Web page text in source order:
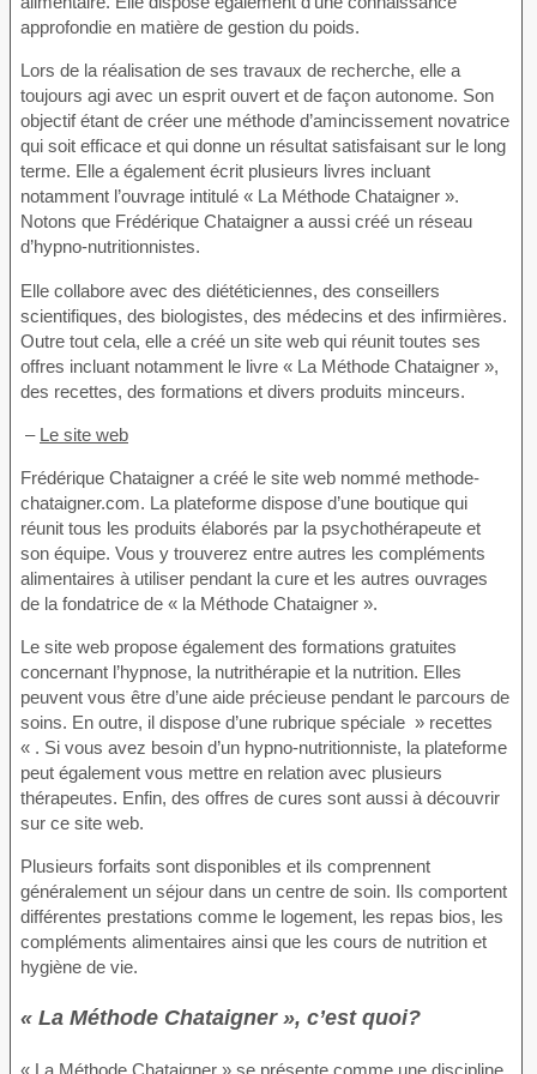
approfondie en matière de gestion du poids.
Lors de la réalisation de ses travaux de recherche, elle a
toujours agi avec un esprit ouvert et de façon autonome. Son
objectif étant de créer une méthode d’amincissement novatrice
qui soit efficace et qui donne un résultat satisfaisant sur le long
terme. Elle a également écrit plusieurs livres incluant
notamment l’ouvrage intitulé « La Méthode Chataigner ».
Notons que Frédérique Chataigner a aussi créé un réseau
d’hypno-nutritionnistes.
Elle collabore avec des diététiciennes, des conseillers
scientifiques, des biologistes, des médecins et des infirmières.
Outre tout cela, elle a créé un site web qui réunit toutes ses
offres incluant notamment le livre « La Méthode Chataigner »,
des recettes, des formations et divers produits minceurs.
– Le site web
Frédérique Chataigner a créé le site web nommé methode-
chataigner.com. La plateforme dispose d’une boutique qui
réunit tous les produits élaborés par la psychothérapeute et
son équipe. Vous y trouverez entre autres les compléments
alimentaires à utiliser pendant la cure et les autres ouvrages
de la fondatrice de « la Méthode Chataigner ».
Le site web propose également des formations gratuites
concernant l’hypnose, la nutrithérapie et la nutrition. Elles
peuvent vous être d’une aide précieuse pendant le parcours de
soins. En outre, il dispose d’une rubrique spéciale » recettes
« . Si vous avez besoin d’un hypno-nutritionniste, la plateforme
peut également vous mettre en relation avec plusieurs
thérapeutes. Enfin, des offres de cures sont aussi à découvrir
sur ce site web.
Plusieurs forfaits sont disponibles et ils comprennent
généralement un séjour dans un centre de soin. Ils comportent
différentes prestations comme le logement, les repas bios, les
compléments alimentaires ainsi que les cours de nutrition et
hygiène de vie.
« La Méthode Chataigner », c’est quoi?
« La Méthode Chataigner » se présente comme une discipline